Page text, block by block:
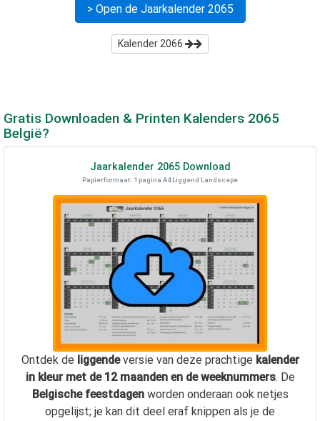
> Open de Jaarkalender 2065
Kalender 2066
Gratis Downloaden & Printen Kalenders 2065
België?
Jaarkalender 2065Download
Papierformaat: 1 pagina A4 Liggend Landscape
Ontdek de liggendeversie van deze prachtige kalender
in kleur met de 12 maanden en de weeknummers. De
Belgische feestdagenworden onderaan ook netjes
opgelijst; je kan dit deel eraf knippen als je de